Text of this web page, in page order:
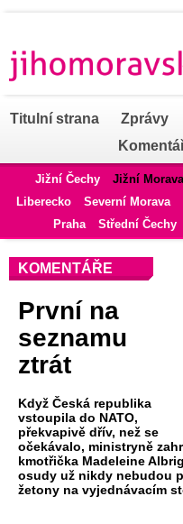
Titulní strana Zprávy
Jižní Čechy Jižní Morava
Liberecko
Severní Morava
Praha
Střední Čechy
KOMENTÁŘE
První na
seznamu
ztrát
Když Česká republika
vstoupila do NATO,
překvapivě dřív, než se
očekávalo, ministryně
kmotřička Madeleine
osudy už nikdy nebudou
žetony na vyjednávacím